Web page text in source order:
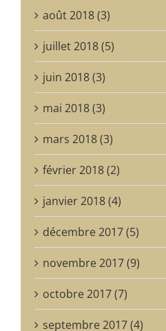
août 2018 (3)
juillet 2018 (5)
juin 2018 (3)
mai 2018 (3)
mars 2018 (3)
février 2018 (2)
janvier 2018 (4)
décembre 2017 (5)
novembre 2017 (9)
octobre 2017 (7)
septembre 2017 (4)